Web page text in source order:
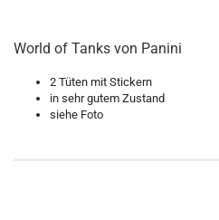
World of Tanks von Panini
2 Tüten mit Stickern
in sehr gutem Zustand
siehe Foto